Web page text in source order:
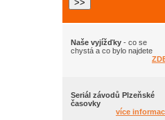
Naše vyjížďky - co se
chystá a co bylo najdete
Seriál závodů Plzeňské
časovky
více